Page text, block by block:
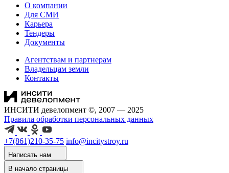
О компании
Для СМИ
Карьера
Тендеры
Документы
Агентствам и партнерам
Владельцам земли
Контакты
ИНСИТИ девелопмент ©, 2007 — 2025
Правила обработки персональных данных
+7(861)210-35-75 info@incitystroy.ru
Написать нам
В начало страницы